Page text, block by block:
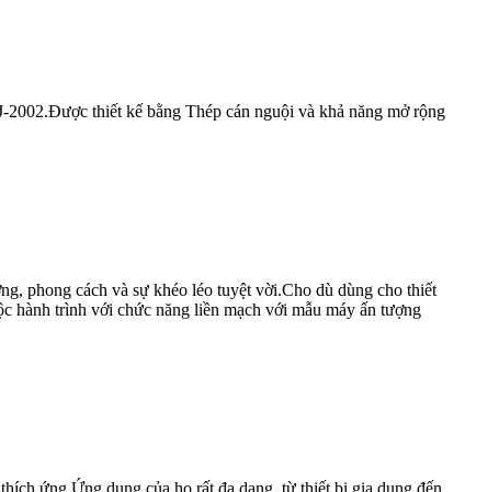
thiết kế bằng Thép cán nguội và khả năng mở rộng
phong cách và sự khéo léo tuyệt vời.Cho dù dùng cho thiết
hành trình với chức năng liền mạch với mẫu máy ấn tượng